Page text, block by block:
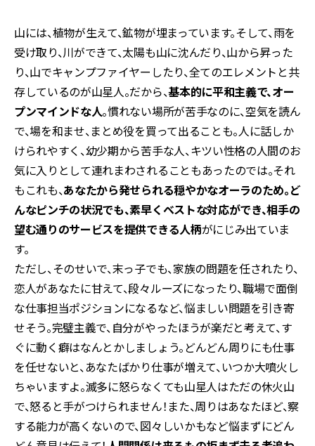
山には、植物が生えて、鉱物が埋まっています。そして、雨を
受け取り、川ができて、太陽も山に沈んだり、山から昇った
り、山でキャンプファイヤーしたり、全てのエレメントと共
存しているのが山星人。だから、基本的に平和主義で、オー
プンマインドな人。慣れない場所が苦手なのに、空気を読ん
で、場を和ませ、まとめ役を買って出ることも。人に話しか
けられやすく、幼少期から苦手な人、キツい性格の人間のお
気に入りとして連れまわされることもあったのでは。それ
もこれも、あなたから発せられる穏やかなオーラのため。ど
んなピンチの状況でも、素早くベストな対応ができ、相手の
望む通りのサービスを提供できる人柄がにじみ出ていま
す。
ただし、そのせいで、末っ子でも、家族の問題を任されたり、
恋人があなたに甘えて、段々ルーズになったり、職場で面倒
な仕事担当ポジションになるなど、悩ましい問題を引き寄
せそう。完璧主義で、自分がやったほうが楽だと考えて、す
ぐに動く癖はなんとかしましょう。どんどん周りにも仕事
を任せないと、あなたばかり仕事が増えて、いつか大噴火し
ちゃいますよ。滅多に怒らなくても山星人はただの休火山
で、怒ると手がつけられません！また、周りはあなたほど、察
する能力が高くないので、図々しいかもなど悩まずにどん